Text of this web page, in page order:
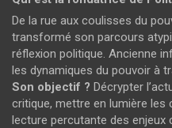
De la rue aux coulisses du
transformé son parcours
réflexion politique. Ancienne
les dynamiques du pouvoir à
Son objectif ? Décrypter
critique, mettre en lumière
lecture percutante des enjeux